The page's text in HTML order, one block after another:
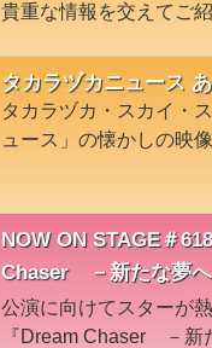
貴重な情報を交えてご紹
タカラヅカニュース
タカラヅカ・スカイ・
ュース」の懐かしの映
NOW ON STAGE＃
Chaser －新たな夢へ
公演に向けてスターが
『Dream Chaser －新